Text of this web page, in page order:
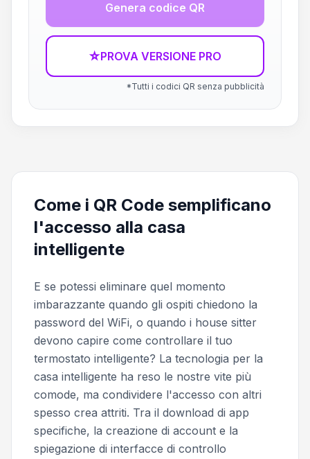
Genera codice QR
☆PROVA VERSIONE PRO
*Tutti i codici QR senza pubblicità
Come i QR Code semplificano
l'accesso alla casa
intelligente
E se potessi eliminare quel momento
imbarazzante quando gli ospiti chiedono la
password del WiFi, o quando i house sitter
devono capire come controllare il tuo
termostato intelligente? La tecnologia per la
casa intelligente ha reso le nostre vite più
comode, ma condividere l'accesso con altri
spesso crea attriti. Tra il download di app
specifiche, la creazione di account e la
spiegazione di interfacce di controllo